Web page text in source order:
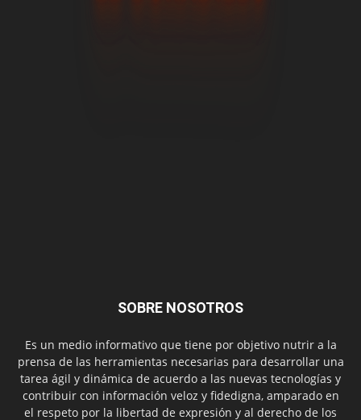
SOBRE NOSOTROS
Es un medio informativo que tiene por objetivo nutrir a la
prensa de las herramientas necesarias para desarrollar una
tarea ágil y dinámica de acuerdo a las nuevas tecnologías y
contribuir con información veloz y fidedigna, amparado en
el respeto por la libertad de expresión y al derecho de los